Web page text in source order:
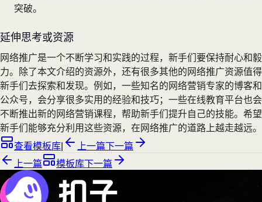
突破。
延伸思考或资源
网络推广是一个不断学习和实践的过程，新手们要保持耐心和毅
力。除了本文介绍的资源外，还有很多其他的网络推广资源值得
新手们去探索和发现。例如，一些知名的网络营销专家的博客和
公众号，会分享很多实用的经验和技巧；一些在线教育平台也会
不断推出新的网络营销课程，帮助新手们提升自己的技能。希望
新手们能够充分利用这些资源，在网络推广的道路上越走越远。
查看模板库
上一篇下一篇
上一篇
模板库下一篇